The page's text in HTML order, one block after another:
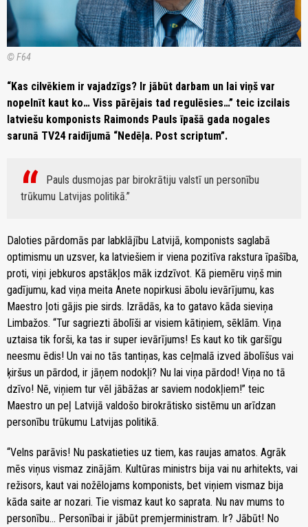
© F64
“Kas cilvēkiem ir vajadzīgs? Ir jābūt darbam un lai viņš var
nopelnīt kaut ko… Viss pārējais tad regulēsies…” teic izcilais
latviešu komponists Raimonds Pauls īpašā gada nogales
sarunā TV24 raidījumā “Nedēļa. Post scriptum”.
Pauls dusmojas par birokrātiju valstī un personību
trūkumu Latvijas politikā.
Daloties pārdomās par labklājību Latvijā, komponists saglabā
optimismu un uzsver, ka latviešiem ir viena pozitīva rakstura īpašība,
proti, viņi jebkuros apstākļos māk izdzīvot. Kā piemēru viņš min
gadījumu, kad viņa meita Anete nopirkusi ābolu ievārījumu, kas
Maestro ļoti gājis pie sirds. Izrādās, ka to gatavo kāda sieviņa
Limbažos. “Tur sagriezti ābolīši ar visiem kātiņiem, sēklām. Viņa
uztaisa tik forši, ka tas ir super ievārījums! Es kaut ko tik garšīgu
neesmu ēdis! Un vai no tās tantiņas, kas ceļmalā izved ābolīšus vai
ķiršus un pārdod, ir jāņem nodokļi? Nu lai viņa pārdod! Viņa no tā
dzīvo! Nē, viņiem tur vēl jābāžas ar saviem nodokļiem!” teic
Maestro un peļ Latvijā valdošo birokrātisko sistēmu un arīdzan
personību trūkumu Latvijas politikā.
“Velns parāvis! Nu paskatieties uz tiem, kas raujas amatos. Agrāk
mēs viņus vismaz zinājām. Kultūras ministrs bija vai nu arhitekts, vai
režisors, kaut vai nožēlojams komponists, bet viņiem vismaz bija
kāda saite ar nozari. Tie vismaz kaut ko saprata. Nu nav mums to
personību… Personībai ir jābūt premjerministram. Ir? Jābūt! No